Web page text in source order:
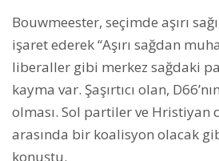
Bouwmeester, seçimde aşırı
işaret ederek “Aşırı sağdan
liberaller gibi merkez sağdaki
kayma var. Şaşırtıcı olan,
olması. Sol partiler ve Hristiyan
arasında bir koalisyon olacak
konuştu.